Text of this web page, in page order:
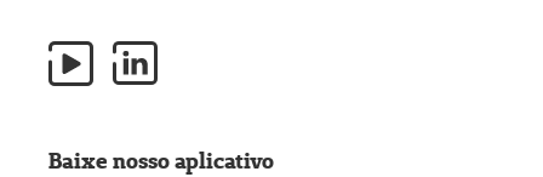
Baixe nosso aplicativo